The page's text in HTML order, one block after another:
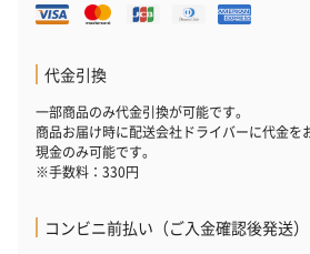
代金引換
一部商品のみ代金引換が可能です。
商品お届け時に配送会社ドライバーに代金を
現金のみ可能です。
※手数料：330円
コンビニ前払い（ご入金確認後発送）